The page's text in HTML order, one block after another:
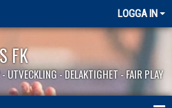
LOGGA IN
FK
UTVECKLING - DELAKTIGHET - FAIR PLAY